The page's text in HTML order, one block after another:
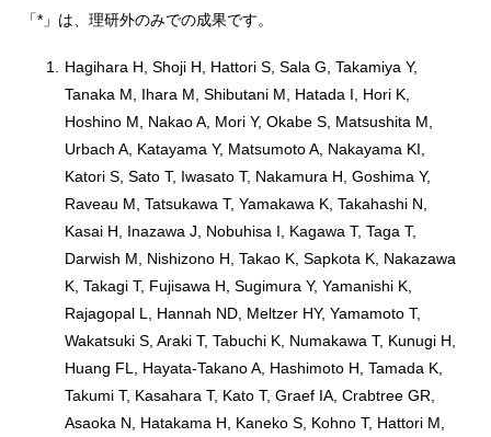
「*」は、理研外のみでの成果です。
1.
Hagihara H, Shoji H, Hattori S, Sala G, Takamiya Y,
Tanaka M, Ihara M, Shibutani M, Hatada I, Hori K,
Hoshino M, Nakao A, Mori Y, Okabe S, Matsushita M,
Urbach A, Katayama Y, Matsumoto A, Nakayama KI,
Katori S, Sato T, Iwasato T, Nakamura H, Goshima Y,
Raveau M, Tatsukawa T, Yamakawa K, Takahashi N,
Kasai H, Inazawa J, Nobuhisa I, Kagawa T, Taga T,
Darwish M, Nishizono H, Takao K, Sapkota K, Nakazawa
K, Takagi T, Fujisawa H, Sugimura Y, Yamanishi K,
Rajagopal L, Hannah ND, Meltzer HY, Yamamoto T,
Wakatsuki S, Araki T, Tabuchi K, Numakawa T, Kunugi H,
Huang FL, Hayata-Takano A, Hashimoto H, Tamada K,
Takumi T, Kasahara T, Kato T, Graef IA, Crabtree GR,
Asaoka N, Hatakama H, Kaneko S, Kohno T, Hattori M,